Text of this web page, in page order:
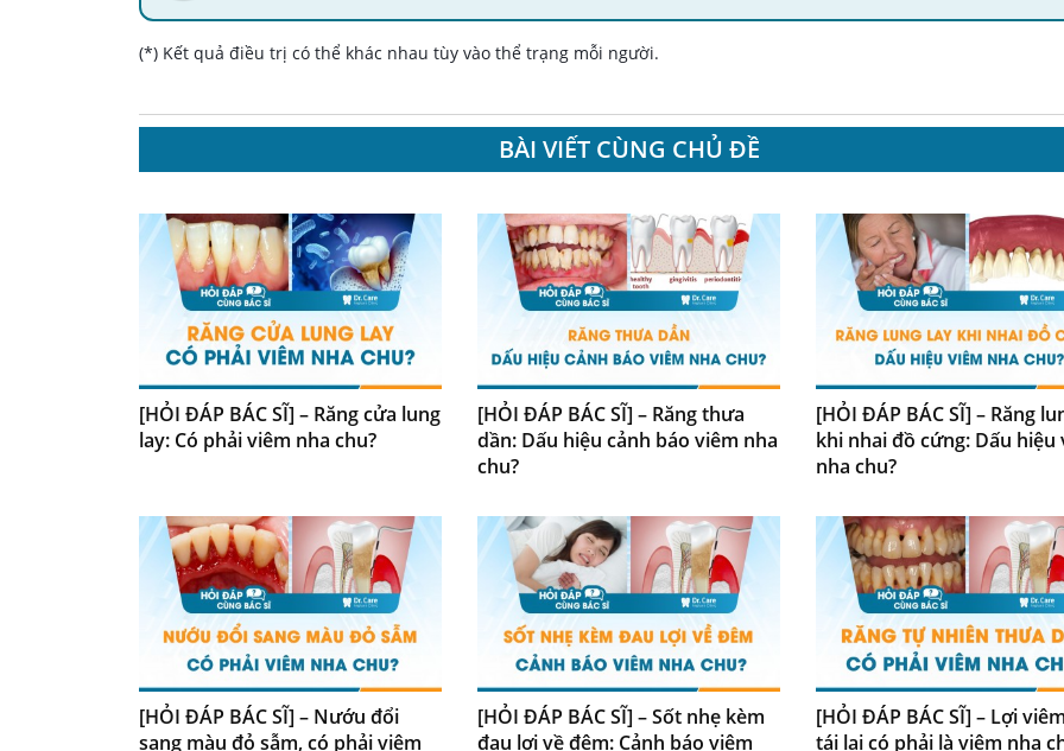
(*) Kết quả điều trị có thể khác nhau tùy vào thể trạng mỗi người.
BÀI VIẾT CÙNG CHỦ ĐỀ
[HỎI ĐÁP BÁC SĨ] – Răng cửa lung
lay: Có phải viêm nha chu?
[HỎI ĐÁP BÁC SĨ] – Răng thưa
dần: Dấu hiệu cảnh báo viêm nha
chu?
[HỎI ĐÁP BÁC SĨ] – Răng
khi nhai đồ cứng: Dấu hiệu
nha chu?
[HỎI ĐÁP BÁC SĨ] – Nướu đổi
sang màu đỏ sẫm, có phải viêm
[HỎI ĐÁP BÁC SĨ] – Sốt nhẹ kèm
đau lợi về đêm: Cảnh báo viêm
[HỎI ĐÁP BÁC SĨ] – Lợi
tái lại có phải là viêm nha